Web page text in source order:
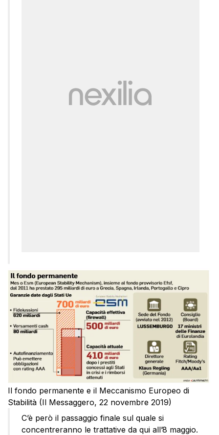
Il fondo permanente e il Meccanismo Europeo di
Stabilità (Il Messaggero, 22 novembre 2019)
C’è però il passaggio finale sul quale si
concentreranno le trattative da qui all’8 maggio.